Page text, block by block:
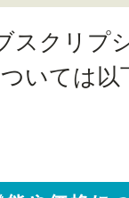
スクリプ
いては